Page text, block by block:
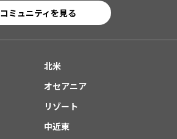
コミュニティを見る
北米
オセアニア
リゾート
中近東